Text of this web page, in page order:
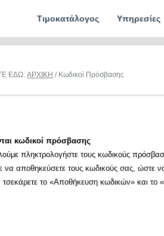
Τιμοκατάλογος Υπηρεσίες
ΕΔΩ:ΑΡΧΙΚΗ / Κωδικοί Πρόσβασης
κωδικοί πρόσβασης
πληκτρολογήστε τους κωδικούς
να αποθηκεύσετε τους κωδικούς σας, ώστε
τσεκάρετε το «Αποθήκευση κωδικών» και το